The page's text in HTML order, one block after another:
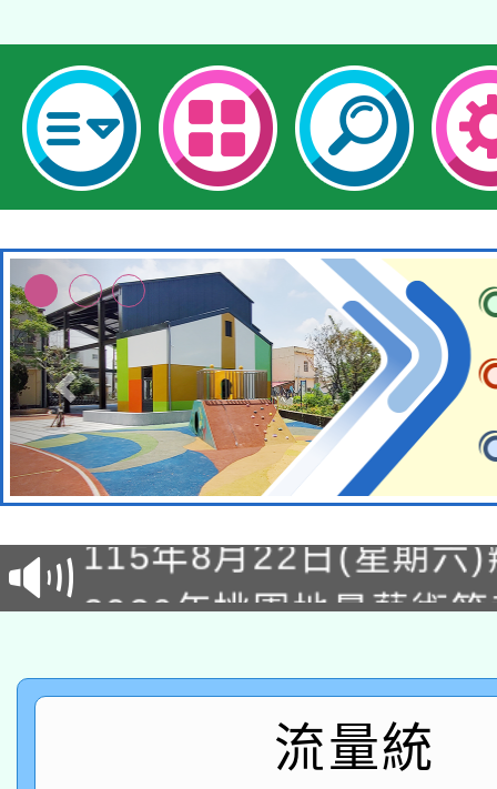
轉知經濟部水利署委託
業技術研究院辦理「
用水績優單位及節水達
動」
115年8月22日(星期六
桃園市孔廟祈福系列
2026年桃園地景藝術
轉知教育部國民及學前
國立臺灣師範大學辦
函轉國家教育研究院
流量統